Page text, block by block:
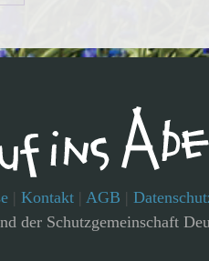
| Kontakt| AGB |
der Schutzgemeinschaft